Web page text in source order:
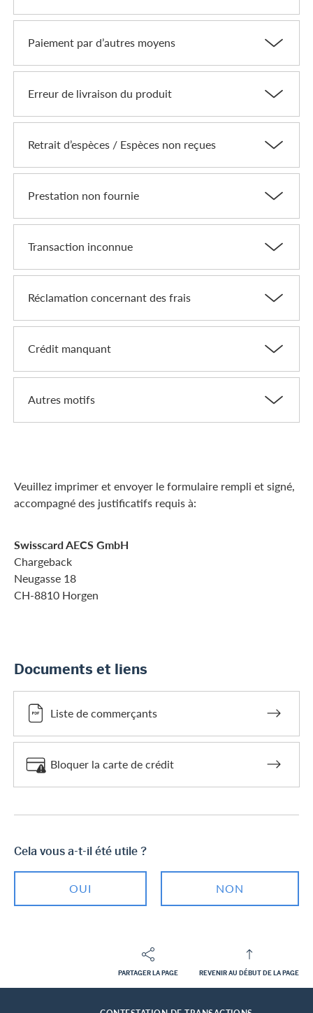
Paiement par d’autres moyens
Erreur de livraison du produit
Retrait d’espèces / Espèces non reçues
Prestation non fournie
Transaction inconnue
Réclamation concernant des frais
Crédit manquant
Autres motifs
Veuillez imprimer et envoyer le formulaire rempli et signé,
accompagné des justificatifs requis à:
Swisscard AECS GmbH
Chargeback
Neugasse 18
CH-8810 Horgen
Documents et liens
Liste de commerçants
Bloquer la carte de crédit
Cela vous a-t-il été utile ?
OUI NON
PARTAGER LA PAGE REVENIR AU DÉBUT DE LA PAGE
Footer